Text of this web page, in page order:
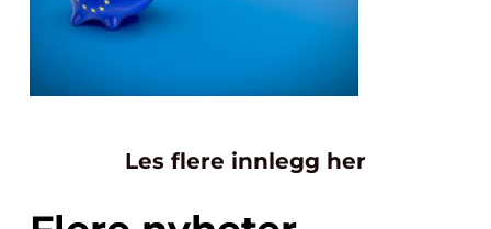
Les flere innlegg her